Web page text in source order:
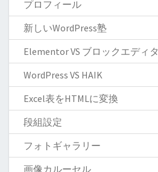
プロフィール
新しいWordPress塾
Elementor VS ブロックエディタ
WordPress VS HAIK
Excel表をHTMLに変換
段組設定
フォトギャラリー
画像カルーセル